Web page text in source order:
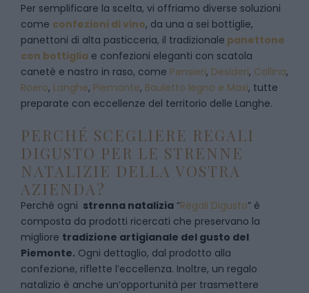
Per semplificare la scelta, vi offriamo diverse soluzioni
come confezioni di vino, da una a sei bottiglie,
panettoni di alta pasticceria, il tradizionale panettone
con bottiglia e confezioni eleganti con scatola
canetè e nastro in raso, come Pensieri, Desideri, Collina,
Roero, Langhe, Piemonte, Bauletto legno e Maxi, tutte
preparate con eccellenze del territorio delle Langhe.
PERCHÉ SCEGLIERE REGALI
DIGUSTO PER LE STRENNE
NATALIZIE DELLA VOSTRA
AZIENDA?
Perché ogni strenna natalizia “Regali Digusto” è
composta da prodotti ricercati che preservano la
migliore tradizione artigianale del gusto del
Piemonte. Ogni dettaglio, dal prodotto alla
confezione, riflette l’eccellenza. Inoltre, un regalo
natalizio è anche un’opportunità per trasmettere